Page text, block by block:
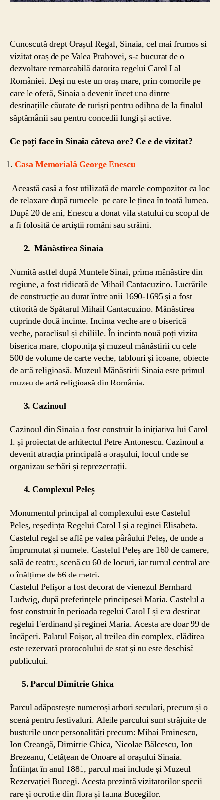
Cunoscută drept Orașul Regal, Sinaia, cel mai frumos si
vizitat oraș de pe Valea Prahovei, s-a bucurat de o
dezvoltare remarcabilă datorita regelui Carol I al
României. Deși nu este un oraș mare, prin comorile pe
care le oferă, Sinaia a devenit încet una dintre
destinațiile căutate de turiști pentru odihna de la finalul
săptămânii sau pentru concedii lungi și active.
Ce poți face în Sinaia câteva ore? Ce e de vizitat?
Casa Memorială George Enescu
Această casă a fost utilizată de marele compozitor ca loc
de relaxare după turneele pe care le ținea în toată lumea.
După 20 de ani, Enescu a donat vila statului cu scopul de
a fi folosită de artiștii români sau străini.
2. Mănăstirea Sinaia
Numită astfel după Muntele Sinai, prima mănăstire din
regiune, a fost ridicată de Mihail Cantacuzino. Lucrările
de construcție au durat între anii 1690-1695 și a fost
ctitorită de Spătarul Mihail Cantacuzino. Mănăstirea
cuprinde două incinte. Incinta veche are o biserică
veche, paraclisul și chiliile. În incinta nouă poți vizita
biserica mare, clopotnița și muzeul mănăstirii cu cele
500 de volume de carte veche, tablouri și icoane, obiecte
de artă religioasă. Muzeul Mănăstirii Sinaia este primul
muzeu de artă religioasă din România.
3. Cazinoul
Cazinoul din Sinaia a fost construit la inițiativa lui Carol
I. și proiectat de arhitectul Petre Antonescu. Cazinoul a
devenit atracția principală a orașului, locul unde se
organizau serbări și reprezentații.
4. Complexul Peleș
Monumentul principal al complexului este Castelul
Peleș, reședința Regelui Carol I și a reginei Elisabeta.
Castelul regal se află pe valea pârâului Peleș, de unde a
împrumutat și numele. Castelul Peleș are 160 de camere,
sală de teatru, scenă cu 60 de locuri, iar turnul central are
o înălțime de 66 de metri.
Castelul Pelișor a fost decorat de vienezul Bernhard
Ludwig, după preferințele principesei Maria. Castelul a
fost construit în perioada regelui Carol I și era destinat
regelui Ferdinand și reginei Maria. Acesta are doar 99 de
încăperi. Palatul Foișor, al treilea din complex, clădirea
este rezervată protocolului de stat și nu este deschisă
publicului.
5. Parcul Dimitrie Ghica
Parcul adăpostește numeroși arbori seculari, precum și o
scenă pentru festivaluri. Aleile parcului sunt străjuite de
busturile unor personalități precum: Mihai Eminescu,
Ion Creangă, Dimitrie Ghica, Nicolae Bălcescu, Ion
Brezeanu, Cetățean de Onoare al orașului Sinaia.
Înființat în anul 1881, parcul mai include și Muzeul
Rezervației Bucegi. Acesta prezintă vizitatorilor specii
rare și ocrotite din flora și fauna Bucegilor.